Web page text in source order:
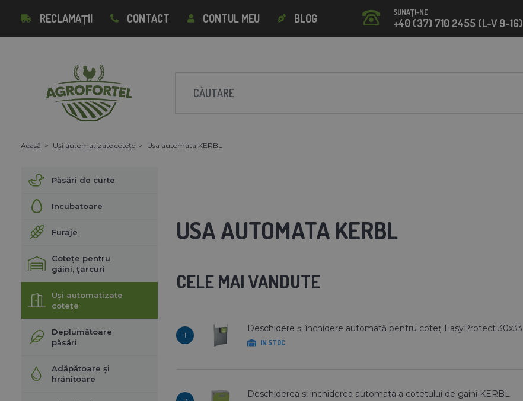
RECLAMAȚII CONTACT CONTUL MEU BLOG SUNAȚI-NE
+40 (37) 710 2455 (L-V 9-16)
Acasă Uși automatizate cotețe Usa automata KERBL
Păsări de curte
Incubatoare
Furaje
Cotețe pentru
găini, țarcuri
Uși automatizate
cotețe
Deplumătoare
păsări
Adăpătoare și
hrănitoare
USA AUTOMATA KERBL
CELE MAI VANDUTE
1
Deschidere și închidere automată pentru coteț EasyProtect 30x33
IN STOC
Deschiderea si inchiderea automata a cotetului de gaini KERBL